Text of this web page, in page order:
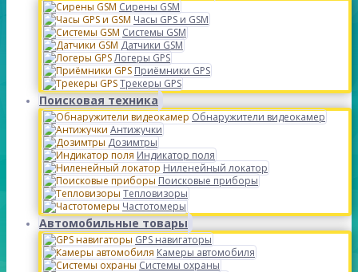
Сирены GSM
Часы GPS и GSM
Системы GSM
Датчики GSM
Логеры GPS
Приёмники GPS
Трекеры GPS
Поисковая техника
Обнаружители видеокамер
Антижучки
Дозимтры
Индикатор поля
Ниленейный локатор
Поисковые приборы
Тепловизоры
Частотомеры
Автомобильные товары
GPS навигаторы
Камеры автомобиля
Системы охраны